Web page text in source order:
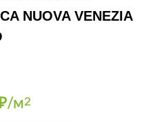
NUOVA VENEZIA
м2